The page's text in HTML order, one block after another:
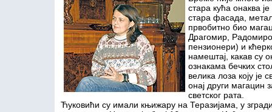
стара кућа онаква
стара фасада,
првобитно био
Драгомир,
пензионери) и
намештај, какав су
ознакама бечких
велика лоза коју је
онај други магацин
светског рата.
Ћуковићи су имали књижару на Теразијама, у зград